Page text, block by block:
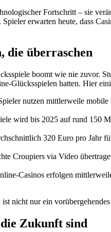
Fortschritt – sie
erwarten heute, dass
die überraschen
boomt wie nie zuvor.
Glücksspielen hatten. Hier
nutzen mittlerweile mobile
wird bis 2025 auf rund 150
320 Euro pro Jahr
Croupiers via Video
Casinos erfolgen
nicht nur ein
Zukunft sind